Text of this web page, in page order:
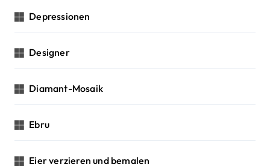
Depressionen
Designer
Diamant-Mosaik
Ebru
Eier verzieren und bemalen